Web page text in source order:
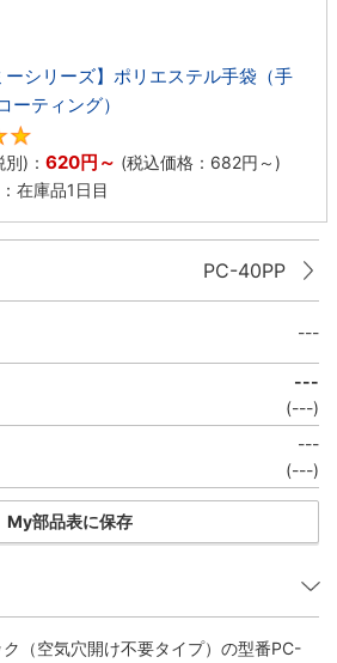
ーシリーズ】ポリエステル手袋（手
ーティング）
)： 620円 ～ (税込価格： 682円 ～)
在庫品1日目
PC-40PP
---
---
(---)
---
(---)
My部品表に保存
（空気穴開け不要タイプ） の型番PC-